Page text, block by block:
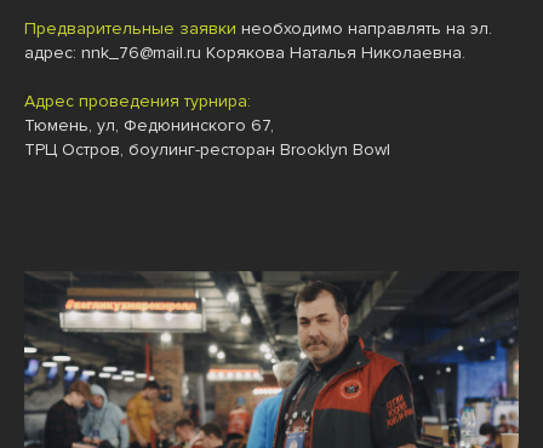
Предварительные заявки необходимо направлять на эл.
адрес: nnk_76@mail.ru Корякова Наталья Николаевна.
Адрес проведения турнира:
Тюмень, ул, Федюнинского 67,
ТРЦ Остров, боулинг-ресторан Brooklyn Bowl